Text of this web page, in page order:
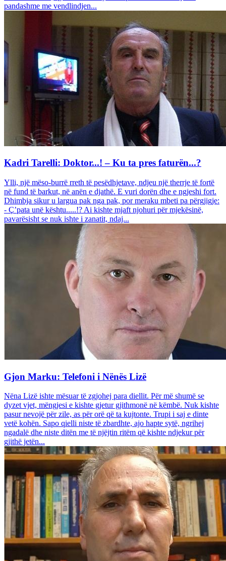
pandashme me vendlindjen...
Kadri Tarelli: Doktor...! – Ku ta pres faturën...?
Ylli, një mëso-burrë rreth të pesëdhjetave, ndjeu një therrje të fortë
në fund të barkut, në anën e djathë. E vuri dorën dhe e ngjeshi fort.
Dhimbja sikur u largua pak nga pak, por meraku mbeti pa përgjigje:
- Ç’pata unë kështu.....!? Ai kishte mjaft njohuri për mjekësinë,
pavarësisht se nuk ishte i zanatit, ndaj...
Gjon Marku: Telefoni i Nënës Lizë
Nëna Lizë ishte mësuar të zgjohej para diellit. Për më shumë se
dyzet vjet, mëngjesi e kishte gjetur gjithmonë në këmbë. Nuk kishte
pasur nevojë për zile, as për orë që ta kujtonte. Trupi i saj e dinte
vetë kohën. Sapo qielli niste të zbardhte, ajo hapte sytë, ngrihej
ngadalë dhe niste ditën me të njëjtin ritëm që kishte ndjekur për
gjithë jetën...